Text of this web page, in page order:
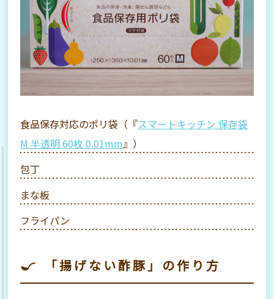
食品保存対応のポリ袋（『スマートキッチン 保存袋
M 半透明 60枚 0.01mm』）
包丁
まな板
フライパン
「揚げない酢豚」の作り方